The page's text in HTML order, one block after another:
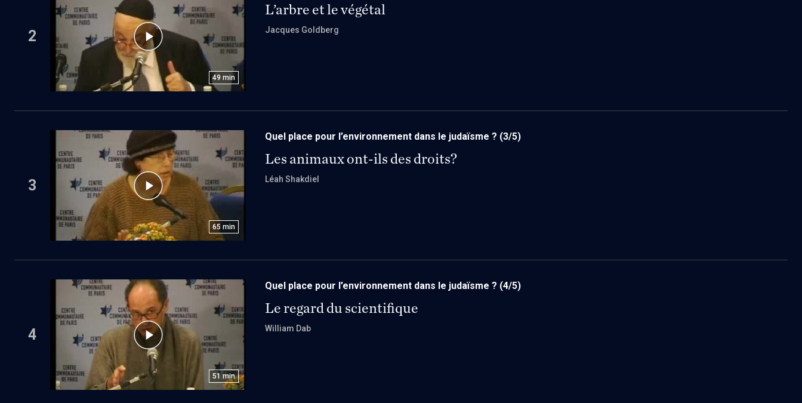
2
49 min
L’arbre et le végétal
Jacques Goldberg
3
65 min
Quel place pour l’environnement dans le judaïsme ? (3/5)
Les animaux ont-ils des droits?
Léah Shakdiel
4
51 min
Quel place pour l’environnement dans le judaïsme ? (4/5)
Le regard du scientifique
William Dab